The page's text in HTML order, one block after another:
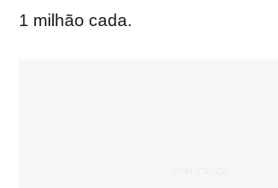
1 milhão cada.